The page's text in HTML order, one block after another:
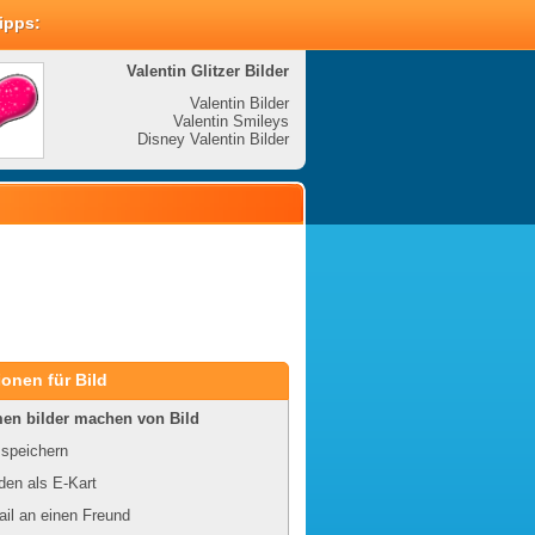
Valentin Glitzer Bilder
Valentin Bilder
Valentin Smileys
Disney Valentin Bilder
für Bild
bilder machen von Bild
als E-Kart
an einen Freund